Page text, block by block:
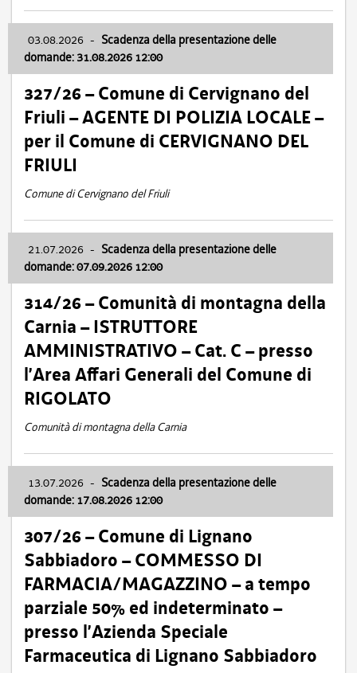
03.08.2026 - Scadenza della presentazione delle
domande: 31.08.2026 12:00
327/26 – Comune di Cervignano del
Friuli – AGENTE DI POLIZIA LOCALE –
per il Comune di CERVIGNANO DEL
FRIULI
Comune di Cervignano del Friuli
21.07.2026 - Scadenza della presentazione delle
domande: 07.09.2026 12:00
314/26 – Comunità di montagna della
Carnia – ISTRUTTORE
AMMINISTRATIVO – Cat. C – presso
l’Area Affari Generali del Comune di
RIGOLATO
Comunità di montagna della Carnia
13.07.2026 - Scadenza della presentazione delle
domande: 17.08.2026 12:00
307/26 – Comune di Lignano
Sabbiadoro – COMMESSO DI
FARMACIA/MAGAZZINO – a tempo
parziale 50% ed indeterminato –
presso l’Azienda Speciale
Farmaceutica di Lignano Sabbiadoro